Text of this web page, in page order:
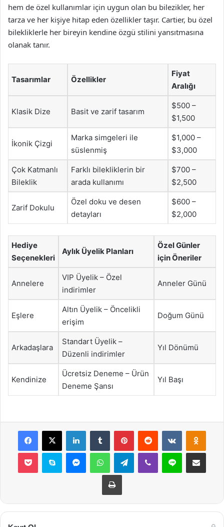
hem de özel kullanımlar için uygun olan bu bilezikler, her
tarza ve her kişiye hitap eden özellikler taşır. Cartier, bu özel
bilekliklerle her bireyin kendine özgü stilini yansıtmasına
olanak tanır.
Tasarımlar Özellikler
Fiyat
Aralığı
Klasik Dize Basit ve zarif tasarım
$500 –
$1,500
İkonik Çizgi
Marka simgeleri ile
süslenmiş
$1,000 –
$3,000
Çok Katmanlı
Bileklik
Farklı bilekliklerin bir
arada kullanımı
$700 –
$2,500
Zarif Dokulu
Özel doku ve desen
detayları
$600 –
$2,000
Hediye
Seçenekleri
Aylık Üyelik Planları
Özel Günler
için Öneriler
Annelere
VIP Üyelik – Özel
indirimler
Anneler Günü
Eşlere
Altın Üyelik – Öncelikli
erişim
Doğum Günü
Arkadaşlara
Standart Üyelik –
Düzenli indirimler
Yıl Dönümü
Kendinize
Ücretsiz Deneme – Ürün
Deneme Şansı
Yıl Başı
Facebook
X LinkedInTumblr PinterestReddit VKontakte
Pocket Skype MessengerWhatsAppTelegramViber Line E-Posta ile
Yazdır